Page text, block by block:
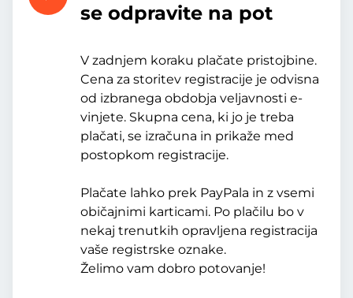
se odpravite na pot
V zadnjem koraku plačate pristojbine.
Cena za storitev registracije je odvisna
od izbranega obdobja veljavnosti e-
vinjete. Skupna cena, ki jo je treba
plačati, se izračuna in prikaže med
postopkom registracije.
Plačate lahko prek PayPala in z vsemi
običajnimi karticami. Po plačilu bo v
nekaj trenutkih opravljena registracija
vaše registrske oznake.
Želimo vam dobro potovanje!